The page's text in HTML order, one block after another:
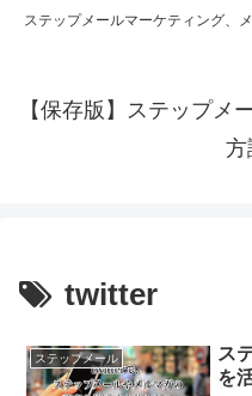
ステップメールマーケティング、
【保存版】ステップメ
方
twitter
ステップメール
ス
を